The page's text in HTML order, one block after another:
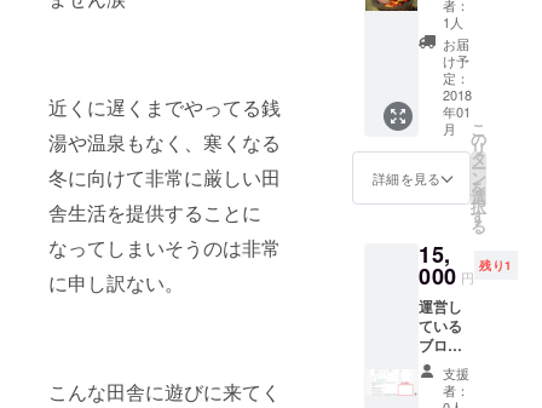
近くに遅くまでやってる銭
湯や温泉もなく、寒くなる
冬に向けて非常に厳しい田
舎生活を提供することに
なってしまいそうのは非常
に申し訳ない。
こんな田舎に遊びに来てく
ら参加
しま
す！ 時
期2017
年12月
16日
(土)17:0
0〜
22:00
料理の
名古屋
ホーム
パー
ティに
招待。
滋賀県
で総勢
400人程
度に振
る舞っ
鹿肉料
理会を
名古屋
で開催
しま
す！ も
ちろん
僕も滋
者：
1人
お届
け予
定：
2018
年01
月
詳細を見る
こ
の
リ
タ
ー
ン
を
選
択
す
る
15,
000 円
残り1
運営し
ている
ブログ
（http://
kishiko
rofreee.
支援
者：